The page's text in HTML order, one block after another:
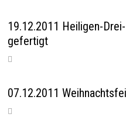
19.12.2011 Heiligen-
gefertigt
07.12.2011